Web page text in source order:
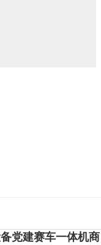
党建赛车一体机商